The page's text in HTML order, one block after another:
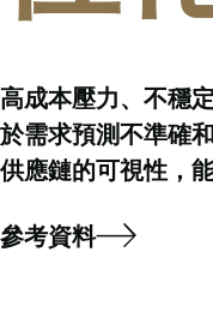
高成本壓力、不穩
於需求預測不準確
供應鏈的可視性，
參考資料